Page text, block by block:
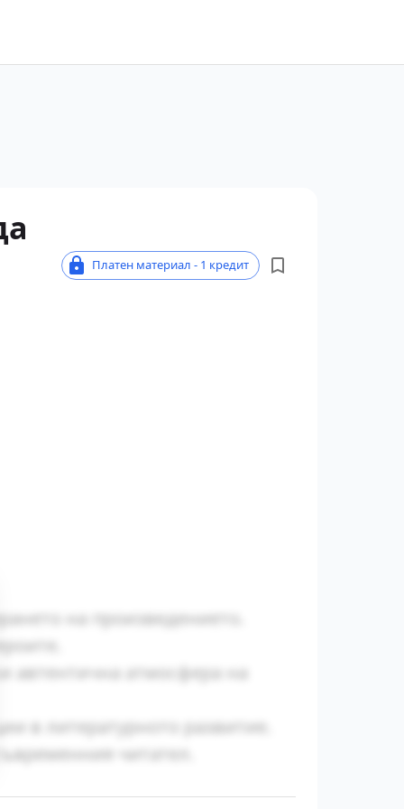
Платен материал - 1 кредит
на произведението.
автентична атмосфера на
в литературното развитие.
читател.